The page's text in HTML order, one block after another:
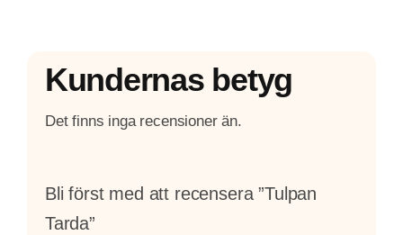
Kundernas betyg
Det finns inga recensioner än.
Bli först med att recensera ”Tulpan
Tarda”